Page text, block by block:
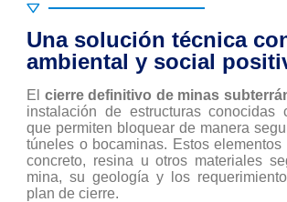
Una solución técnica
ambiental y social
El cierre definitivo de minas
instalación de estructuras conocidas
que permiten bloquear de manera
túneles o bocaminas. Estos
concreto, resina u otros materiales
mina, su geología y los
plan de cierre.